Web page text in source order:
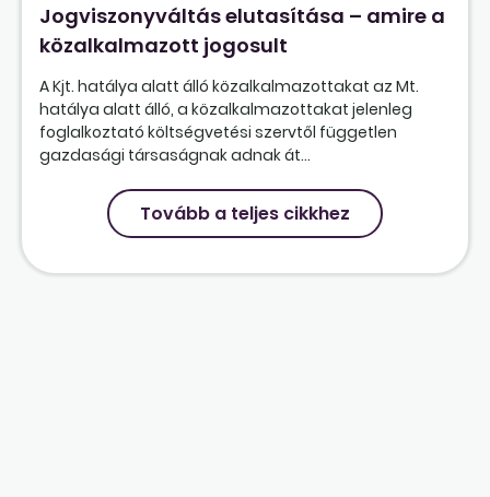
Jogviszonyváltás elutasítása – amire a
közalkalmazott jogosult
A Kjt. hatálya alatt álló közalkalmazottakat az Mt.
hatálya alatt álló, a közalkalmazottakat jelenleg
foglalkoztató költségvetési szervtől független
gazdasági társaságnak adnak át...
Tovább a teljes cikkhez